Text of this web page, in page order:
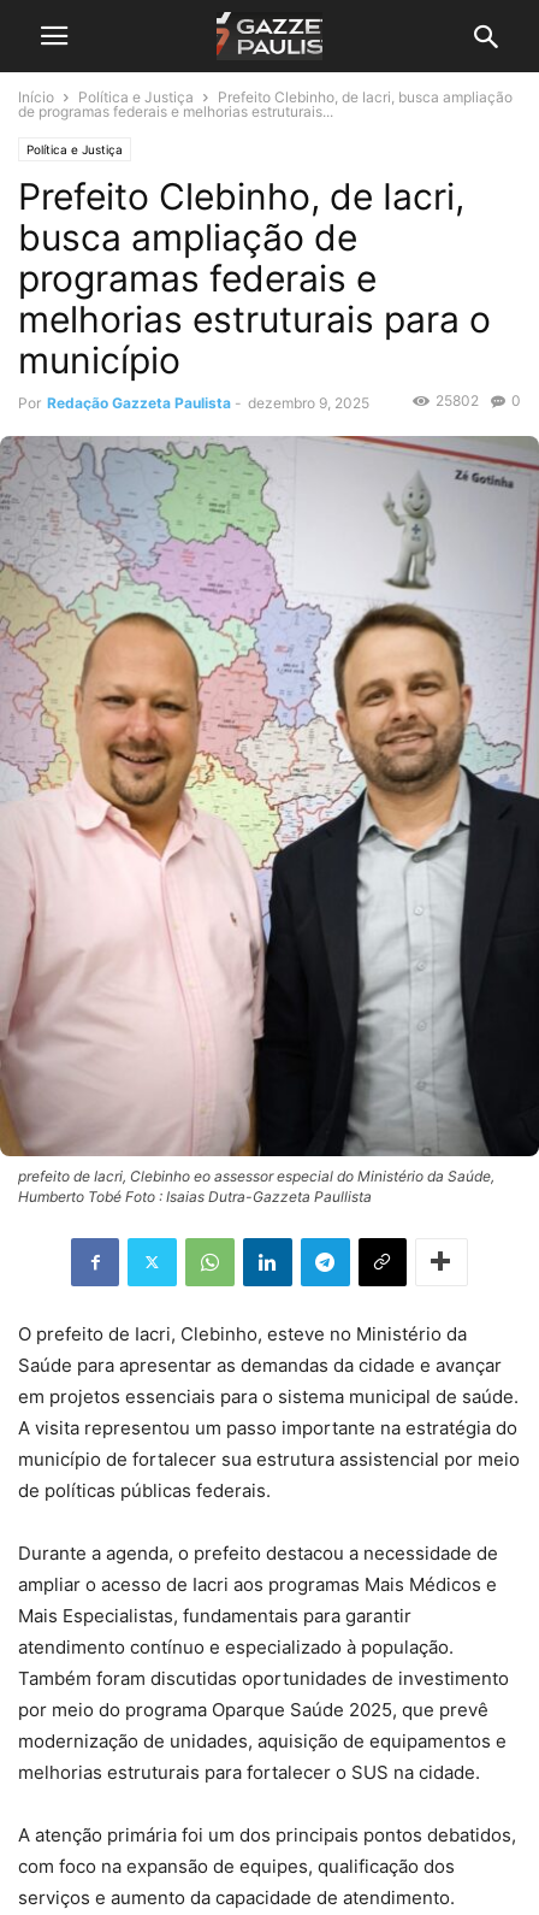
Início Política e Justiça
Prefeito Clebinho, de Iacri, busca ampliação
de programas federais e melhorias estruturais...
Política e Justiça
Prefeito Clebinho, de Iacri,
busca ampliação de
programas federais e
melhorias estruturais para o
município
Por Redação Gazzeta Paulista - dezembro 9, 2025 0
25802
prefeito de Iacri, Clebinho eo assessor especial do Ministério da Saúde,
Humberto Tobé Foto : Isaias Dutra-Gazzeta Paullista
O prefeito de Iacri, Clebinho, esteve no Ministério da
Saúde para apresentar as demandas da cidade e avançar
em projetos essenciais para o sistema municipal de saúde.
A visita representou um passo importante na estratégia do
município de fortalecer sua estrutura assistencial por meio
de políticas públicas federais.
Durante a agenda, o prefeito destacou a necessidade de
ampliar o acesso de Iacri aos programas Mais Médicos e
Mais Especialistas, fundamentais para garantir
atendimento contínuo e especializado à população.
Também foram discutidas oportunidades de investimento
por meio do programa Oparque Saúde 2025, que prevê
modernização de unidades, aquisição de equipamentos e
melhorias estruturais para fortalecer o SUS na cidade.
A atenção primária foi um dos principais pontos debatidos,
com foco na expansão de equipes, qualificação dos
serviços e aumento da capacidade de atendimento.